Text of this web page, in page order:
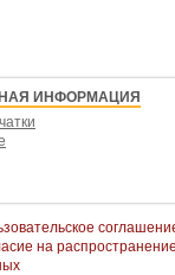
ИНФОРМАЦИЯ
на